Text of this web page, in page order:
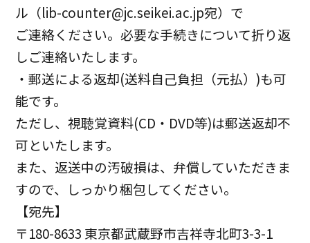
ル（lib-counter@jc.seikei.ac.jp宛）で
ご連絡ください。必要な手続きについて折り返
しご連絡いたします。
・郵送による返却(送料自己負担（元払）)も可
能です。
ただし、視聴覚資料(CD・DVD等)は郵送返却不
可といたします。
また、返送中の汚破損は、弁償していただきま
すので、しっかり梱包してください。
【宛先】
〒180-8633 東京都武蔵野市吉祥寺北町3-3-1